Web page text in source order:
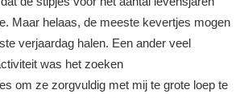
Maar helaas, de meeste kevertjes mogen
verjaardag halen. Een ander veel
was het zoeken
om ze zorgvuldig met mij te grote loep te